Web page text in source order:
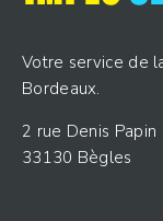
Votre service de
Bordeaux.
2 rue Denis Papin
33130 Bègles